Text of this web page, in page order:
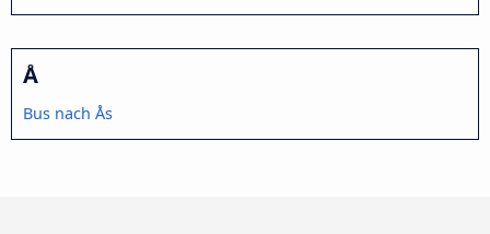
Å
Bus nach Ås